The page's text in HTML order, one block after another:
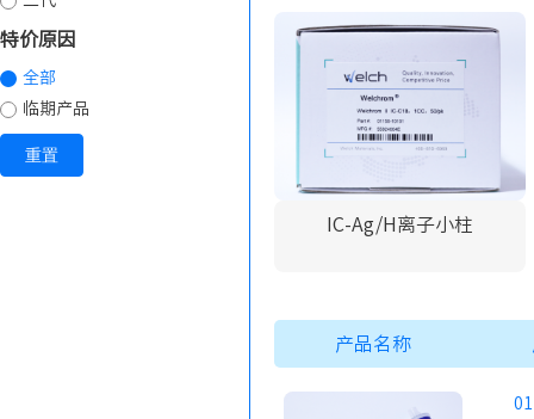
特价原因
全部
临期产品
重置
IC-Ag/H离子小柱
产品名称